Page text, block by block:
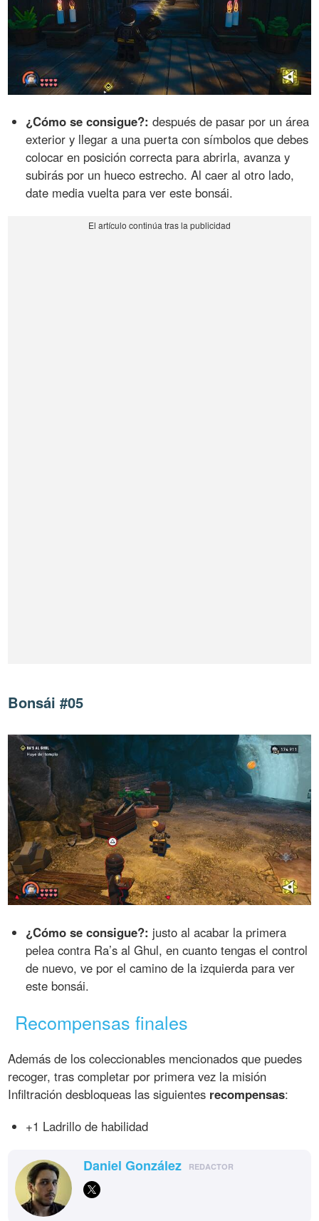
¿Cómo se consigue?: después de pasar por un área
exterior y llegar a una puerta con símbolos que debes
colocar en posición correcta para abrirla, avanza y
subirás por un hueco estrecho. Al caer al otro lado,
date media vuelta para ver este bonsái.
Bonsái #05
¿Cómo se consigue?: justo al acabar la primera
pelea contra Ra’s al Ghul, en cuanto tengas el control
de nuevo, ve por el camino de la izquierda para ver
este bonsái.
Recompensas finales
Además de los coleccionables mencionados que puedes
recoger, tras completar por primera vez la misión
Infiltración desbloqueas las siguientes recompensas:
+1 Ladrillo de habilidad
Daniel González REDACTOR